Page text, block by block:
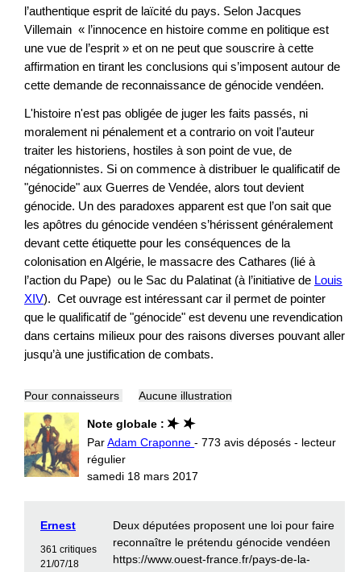
l’authentique esprit de laïcité du pays. Selon Jacques
Villemain « l’innocence en histoire comme en politique est
une vue de l’esprit » et on ne peut que souscrire à cette
affirmation en tirant les conclusions qui s’imposent autour de
cette demande de reconnaissance de génocide vendéen.
L'histoire n'est pas obligée de juger les faits passés, ni
moralement ni pénalement et a contrario on voit l’auteur
traiter les historiens, hostiles à son point de vue, de
négationnistes. Si on commence à distribuer le qualificatif de
"génocide" aux Guerres de Vendée, alors tout devient
génocide. Un des paradoxes apparent est que l’on sait que
les apôtres du génocide vendéen s’hérissent généralement
devant cette étiquette pour les conséquences de la
colonisation en Algérie, le massacre des Cathares (lié à
l’action du Pape) ou le Sac du Palatinat (à l’initiative de Louis
XIV). Cet ouvrage est intéressant car il permet de pointer
que le qualificatif de "génocide" est devenu une revendication
dans certains milieux pour des raisons diverses pouvant aller
jusqu’à une justification de combats.
Pour connaisseurs Aucune illustration
Note globale :
ParAdam Craponne- 773 avis déposés - lecteur
régulier
samedi 18 mars 2017
Ernest
361 critiques
21/07/18
Deux députées proposent une loi pour faire
reconnaître le prétendu génocide vendéen
https://www.ouest-france.fr/pays-de-la-